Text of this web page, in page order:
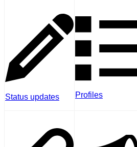
Status updates
Profiles